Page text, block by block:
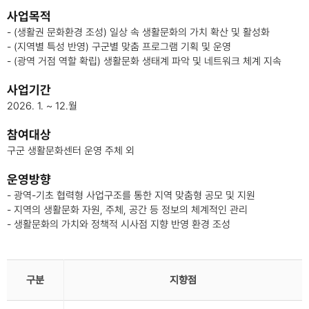
사업목적
- (생활권 문화환경 조성) 일상 속 생활문화의 가치 확산 및 활성화
- (지역별 특성 반영) 구군별 맞춤 프로그램 기획 및 운영
- (광역 거점 역할 확립) 생활문화 생태계 파악 및 네트워크 체계 지속
사업기간
2026. 1. ~ 12.월
참여대상
구군 생활문화센터 운영 주체 외
운영방향
- 광역-기초 협력형 사업구조를 통한 지역 맞춤형 공모 및 지원
- 지역의 생활문화 자원, 주체, 공간 등 정보의 체계적인 관리
- 생활문화의 가치와 정책적 시사점 지향 반영 환경 조성
구분 지향점